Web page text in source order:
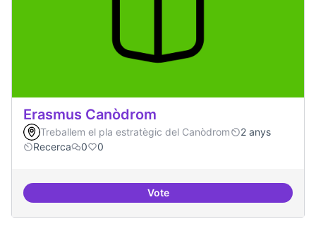
Erasmus Canòdrom
Treballem el pla estratègic del Canòdrom
2 anys
Recerca
0 0
VoteErasmus Canòdrom